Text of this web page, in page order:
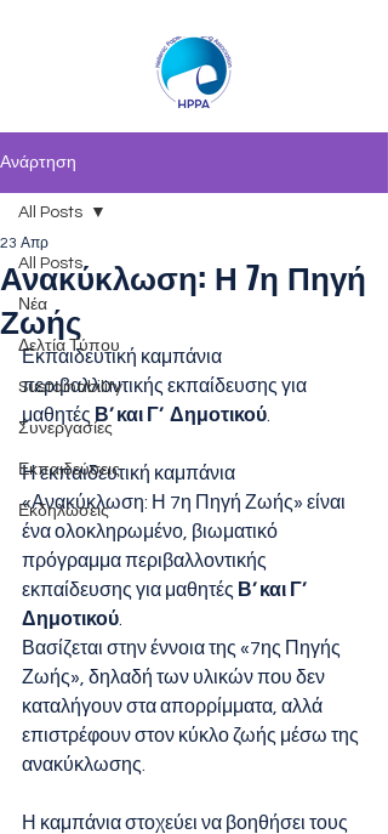
Ανάρτηση
All Posts
Νέα
Δελτία Τύπου
Sustainability
Συνεργασίες
Εκπαιδεύσεις
Εκδηλώσεις
All Posts
Ανακύκλωση: Η 7η Πηγή
Ζωής
23 Απρ
Εκπαιδευτική καμπάνια
περιβαλλοντικής εκπαίδευσης για
μαθητές Β’ και Γ’  Δημοτικού
Η εκπαιδευτική καμπάνια
«Ανακύκλωση: Η 7η Πηγή Ζωής» είναι
ένα ολοκληρωμένο, βιωματικό
πρόγραμμα περιβαλλοντικής
εκπαίδευσης για μαθητές Β’ και Γ’
Δημοτικού
Βασίζεται στην έννοια της «7ης Πηγής
Ζωής», δηλαδή των υλικών που δεν
καταλήγουν στα απορρίμματα, αλλά
επιστρέφουν στον κύκλο ζωής μέσω της
ανακύκλωσης.
Η καμπάνια στοχεύει να βοηθήσει τους